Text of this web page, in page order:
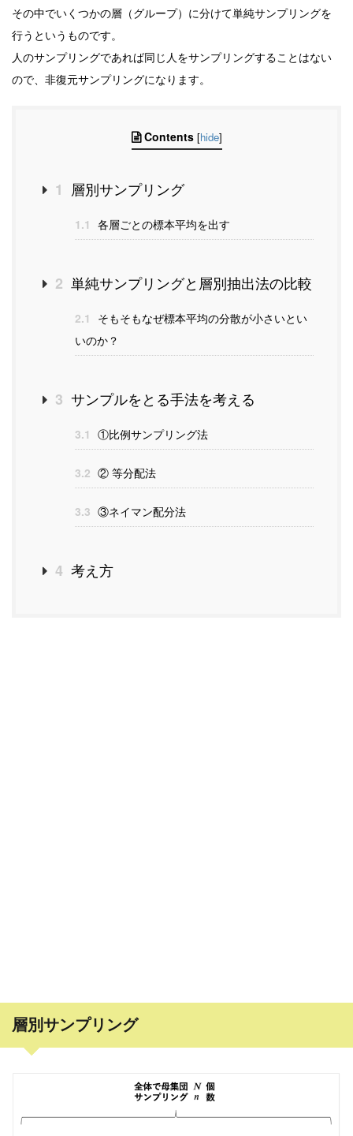
その中でいくつかの層（グループ）に分けて単純サンプリングを
行うというものです。
人のサンプリングであれば同じ人をサンプリングすることはない
ので、非復元サンプリングになります。
Contents [hide]
1 層別サンプリング
1.1 各層ごとの標本平均を出す
2 単純サンプリングと層別抽出法の比較
2.1
そもそもなぜ標本平均の分散が小さいとい
いのか？
3 サンプルをとる手法を考える
3.1 ①比例サンプリング法
3.2 ② 等分配法
3.3 ③ネイマン配分法
4 考え方
層別サンプリング